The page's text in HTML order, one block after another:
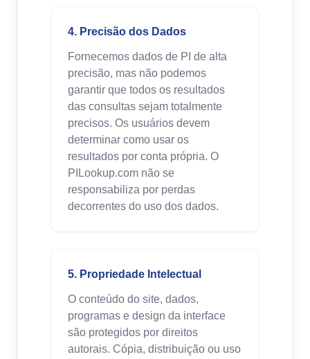
4. Precisão dos Dados
Fornecemos dados de PI de alta
precisão, mas não podemos
garantir que todos os resultados
das consultas sejam totalmente
precisos. Os usuários devem
determinar como usar os
resultados por conta própria. O
PILookup.com não se
responsabiliza por perdas
decorrentes do uso dos dados.
5. Propriedade Intelectual
O conteúdo do site, dados,
programas e design da interface
são protegidos por direitos
autorais. Cópia, distribuição ou uso